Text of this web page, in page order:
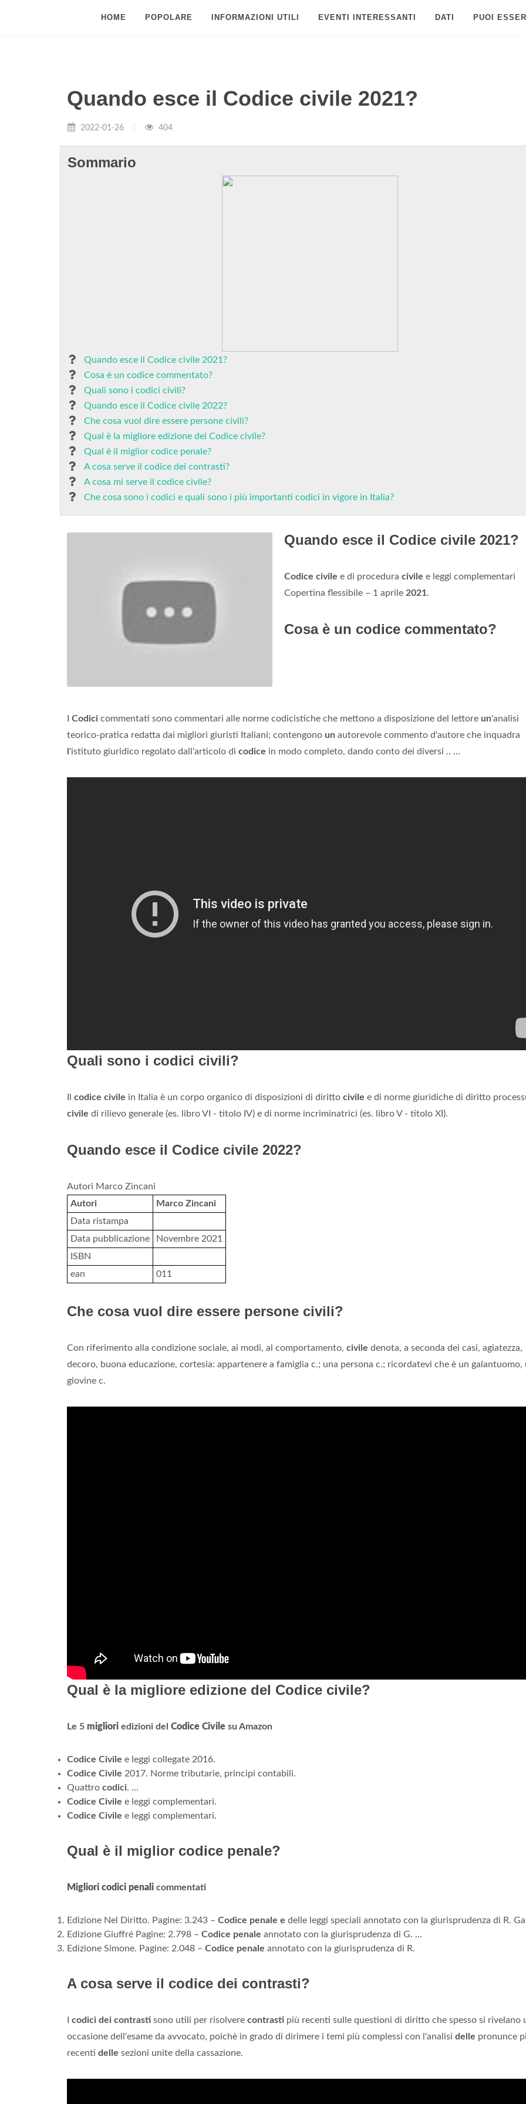
HOME POPOLARE INFORMAZIONI UTILI EVENTI INTERESSANTI DATI PUOI
Quando esce il Codice civile 2021?
2022-01-26 404
Sommario
Quando esce il Codice civile 2021?
Cosa è un codice commentato?
Quali sono i codici civili?
Quando esce il Codice civile 2022?
Che cosa vuol dire essere persone civili?
Qual è la migliore edizione del Codice civile?
Qual è il miglior codice penale?
A cosa serve il codice dei contrasti?
A cosa mi serve il codice civile?
Che cosa sono i codici e quali sono i più importanti codici in vigore in Italia?
Quando esce il Codice civile 2021?
Codice civile e di procedura civile e leggi complementari
Copertina flessibile – 1 aprile 2021.
Cosa è un codice commentato?
Codici commentati sono commentari alle norme codicistiche che mettono a disposizione del lettore un'analisi
teorico-pratica redatta dai migliori giuristi Italiani; contengono un autorevole commento d'autore che inquadra
'istituto giuridico regolato dall'articolo di codice in modo completo, dando conto dei diversi .. ...
Quali sono i codici civili?
codice civile in Italia è un corpo organico di disposizioni di diritto civile e di norme giuridiche di diritto
civile di rilievo generale (es. libro VI - titolo IV) e di norme incriminatrici (es. libro V - titolo XI).
Quando esce il Codice civile 2022?
Autori Marco Zincani
Autori
Marco Zincani
Data ristampa
Data pubblicazione
Novembre 2021
ISBN
ean
011
Che cosa vuol dire essere persone civili?
Con riferimento alla condizione sociale, ai modi, al comportamento, civile denota, a seconda dei casi, agiatezza,
decoro, buona educazione, cortesia: appartenere a famiglia c.; una persona c.; ricordatevi che è un galantuomo,
giovine c.
Qual è la migliore edizione del Codice civile?
Le 5 migliori edizioni del Codice Civile su Amazon
Codice Civile e leggi collegate 2016.
Codice Civile 2017. Norme tributarie, principi contabili.
Quattro codici. ...
Codice Civile e leggi complementari.
Codice Civile e leggi complementari.
Qual è il miglior codice penale?
Migliori codici penali commentati
Edizione Nel Diritto. Pagine: 3.243 – Codice penale e delle leggi speciali annotato con la giurisprudenza di R.
Edizione Giuffré Pagine: 2.798 – Codice penale annotato con la giurisprudenza di G. ...
Edizione Simone. Pagine: 2.048 – Codice penale annotato con la giurisprudenza di R.
A cosa serve il codice dei contrasti?
codici dei contrasti sono utili per risolvere contrasti più recenti sulle questioni di diritto che spesso si rivelano
occasione dell'esame da avvocato, poichè in grado di dirimere i temi più complessi con l'analisi delle pronunce
recenti delle sezioni unite della cassazione.